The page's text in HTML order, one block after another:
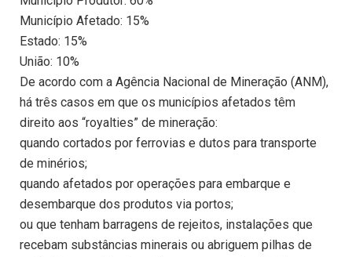
Município Afetado: 15%
Estado: 15%
União: 10%
De acordo com a Agência Nacional de Mineração (ANM),
há três casos em que os municípios afetados têm
direito aos “royalties” de mineração:
quando cortados por ferrovias e dutos para transporte
de minérios;
quando afetados por operações para embarque e
desembarque dos produtos via portos;
ou que tenham barragens de rejeitos, instalações que
recebam substâncias minerais ou abriguem pilhas de